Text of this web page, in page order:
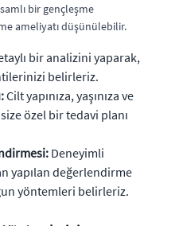
bir gençleşme
ameliyatı düşünülebilir.
bir analizini yaparak,
belirleriz.
Cilt yapınıza, yaşınıza ve
özel bir tedavi planı
Deneyimli
yapılan değerlendirme
yöntemleri belirleriz.